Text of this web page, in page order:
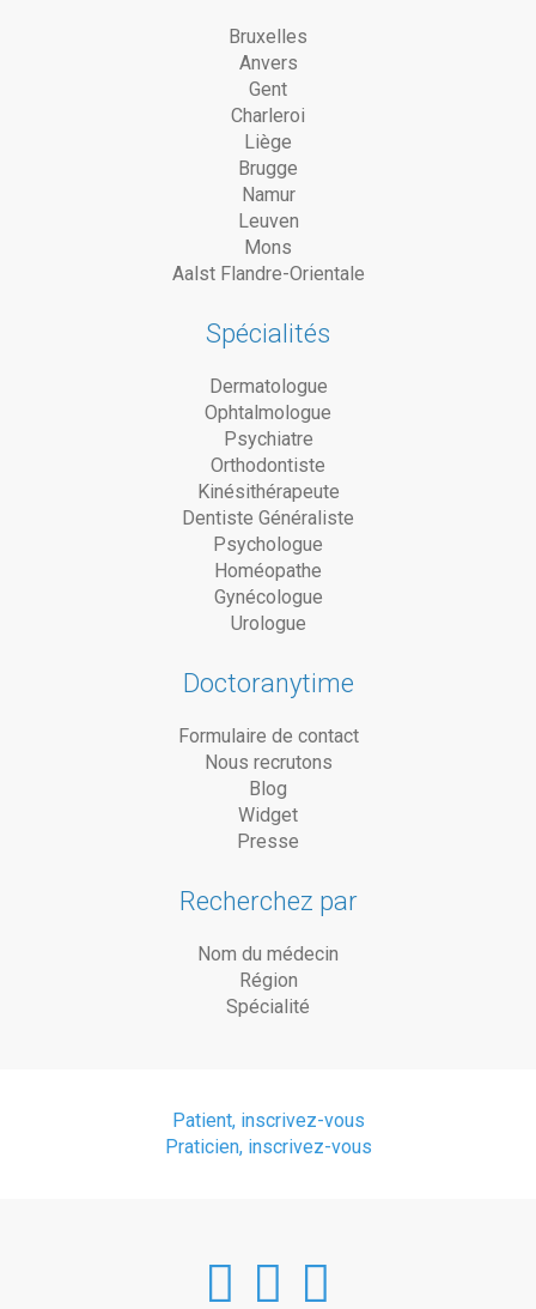
Bruxelles
Anvers
Gent
Charleroi
Liège
Brugge
Namur
Leuven
Mons
Aalst Flandre-Orientale
Spécialités
Dermatologue
Ophtalmologue
Psychiatre
Orthodontiste
Kinésithérapeute
Dentiste Généraliste
Psychologue
Homéopathe
Gynécologue
Urologue
Doctoranytime
Formulaire de contact
Nous recrutons
Blog
Widget
Presse
Recherchez par
Nom du médecin
Région
Spécialité
Patient, inscrivez-vous
Praticien, inscrivez-vous